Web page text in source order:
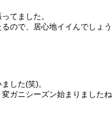
てました。
ので、居心地イイんでしょう
した(笑)。
ガニシーズン始まりましたね